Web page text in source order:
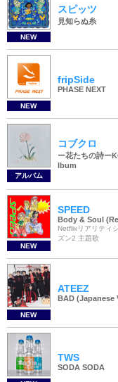
NEW
スピッツ
見知らぬ糸
NEW
fripSide
PHASE NEXT
アルバム
コブクロ
ー花たちの詩ー
lbum
NEW
SPEED
Body & Soul
Netflixリアリティ
ズン2 主題歌
NEW
ATEEZ
BAD (Japanese
TWS
SODA SODA